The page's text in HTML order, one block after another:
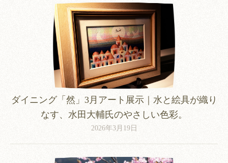
ダイニング「然」3月アート展示｜水と絵具が織り
なす、水田大輔氏のやさしい色彩。
2026年3月19日